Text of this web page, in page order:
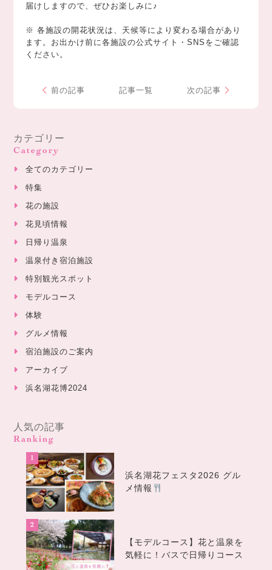
届けしますので、ぜひお楽しみに♪
※ 各施設の開花状況は、天候等により変わる場合があり
ます。お出かけ前に各施設の公式サイト・SNSをご確認
ください。
前の記事 記事一覧 次の記事
カテゴリー
Category
全てのカテゴリー
特集
花の施設
花見頃情報
日帰り温泉
温泉付き宿泊施設
特別観光スポット
モデルコース
体験
グルメ情報
宿泊施設のご案内
アーカイブ
浜名湖花博2024
人気の記事
Ranking
浜名湖花フェスタ2026 グル
メ情報
【モデルコース】花と温泉を
気軽に！バスで日帰りコース